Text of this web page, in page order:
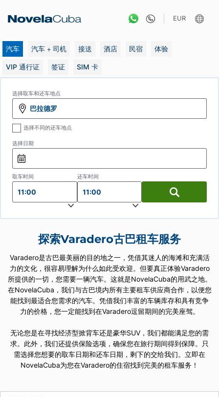
容
EUR
汽车 汽车 + 司机 接送 酒店 民宿 体验
VIP 通行证 签证 SIM 卡
选择取车和还车地点
巴拉德罗
选择不同的还车地点
选择日期
取车时间
11:00
还车时间
11:00
探索Varadero古巴租车服务
Varadero是古巴最美丽的目的地之一，凭借其迷人的海滩和充满活
力的文化，很容易理解为什么如此受欢迎。但要真正体验Varadero
所提供的一切，您需要一辆汽车。这就是NovelaCuba的用武之地。
在NovelaCuba，我们与古巴境内所有主要租车供应商合作，以便您
能找到最适合您需求的汽车。凭借我们丰富的车辆库存和具有竞争
力的价格，您一定能找到在Varadero逗留期间的完美座驾。
无论您是在寻找经济型掀背车还是豪华SUV，我们都能满足您的需
求。此外，我们还提供保险选项，确保您在旅行期间得到保障。只
需选择您想要的取车日期和还车日期，剩下的交给我们。立即在
NovelaCuba为您在Varadero的住宿找到完美的租车服务！